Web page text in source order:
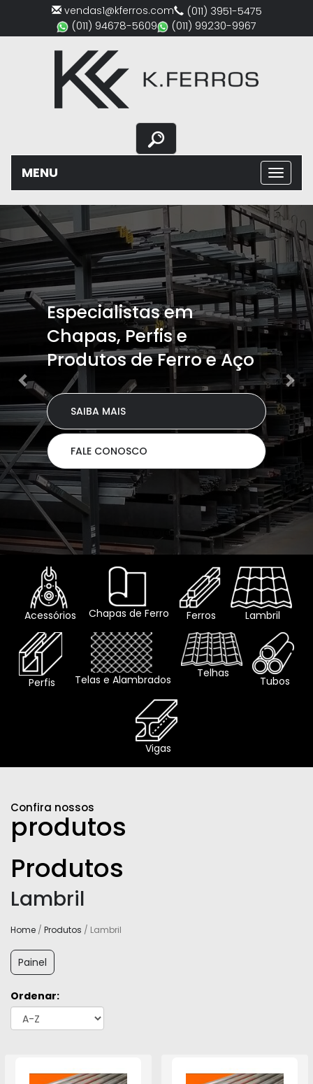
vendas1@kferros.com
(011) 3951-5475
(011) 94678-5609
(011) 99230-9967
MENU
Especialistas em
Chapas, Perfis e
Produtos de Ferro e Aço
SAIBA MAIS
FALE CONOSCO
Previous
Acessórios Chapas de Ferro Ferros Lambril
Perfis Telas e Alambrados
Telhas
Tubos
Vigas
Confira nossos
produtos
Produtos
Lambril
Home / Produtos / Lambril
Painel
Ordenar: